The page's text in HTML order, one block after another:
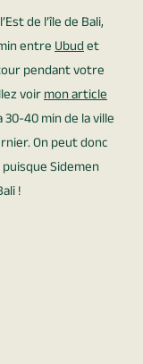
de l’île de Bali,
entreUbudet
pendant votre
voirmon article
40 min de la ville
On peut donc
Sidemen
!